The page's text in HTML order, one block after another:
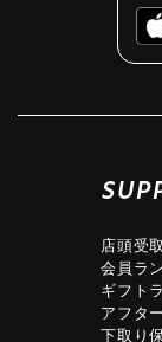
店頭受
会員ラ
ギフト
アフタ
下取り